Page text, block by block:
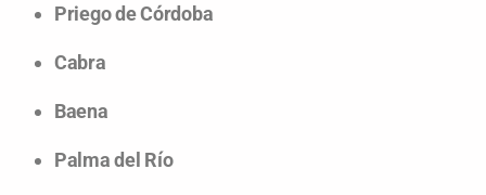
Priego de Córdoba
Cabra
Baena
Palma del Río